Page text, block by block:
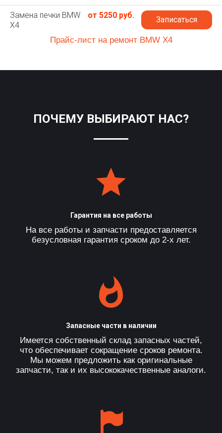
Замена печки BMW
X4
от 5250 руб. Записаться
Прайс-лист на ремонт BMW X4
ПОЧЕМУ ВЫБИРАЮТ НАС?
Гарантия на все работы
На все работы и запчасти предоставляется
безусловная гарантия сроком до 2-х лет.
Запасные части в наличии
Имеется собственный склад запасных частей,
что обеспечивает сокращение сроков ремонта.
Мы можем предложить как оригинальные
запчасти, так и их высококачественные аналоги.